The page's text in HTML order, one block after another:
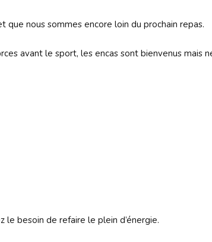
que nous sommes encore loin du prochain repas.
avant le sport, les encas sont bienvenus mais
besoin de refaire le plein d’énergie.